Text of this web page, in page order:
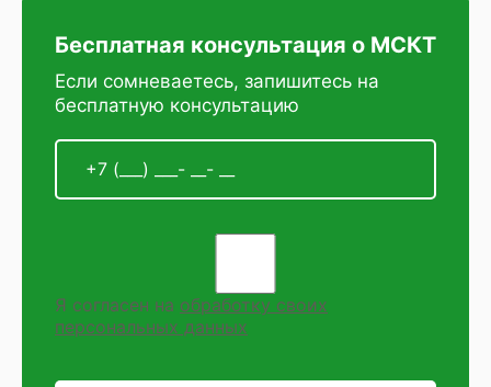
Бесплатная консультация о МСКТ
Если сомневаетесь, запишитесь на
бесплатную консультацию
Я согласен на обработку своих
персональных данных